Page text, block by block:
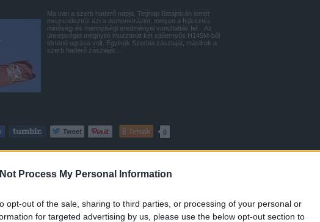
Process My Personal Information
opt-out of the sale, sharing to third parties, or processing of your personal or
for targeted advertising by us, please use the below opt-out section to
Ma van a szerb haderő napja. Tegnap Batajnicán ismét
megrendezték azt a demonstrációt, melyen a fejlesztés
minőségi és mennyiségi eredményei vonultatták fel. Az
ünnepséget megnyitó mozzanat két ejtőernyős H145M-ből
történő ugrása volt. Egyikük Szerbia zászlaját, másikuk a
szerb haderő zászlaját…
Tetszik 0
Szerbia Batajnica Mi-35M MiG-29 Gazelle Mi-8 H145M Orao Sz-8
110. (2022.május)